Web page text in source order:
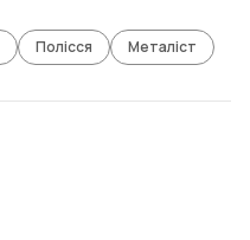
Полісся Металіст